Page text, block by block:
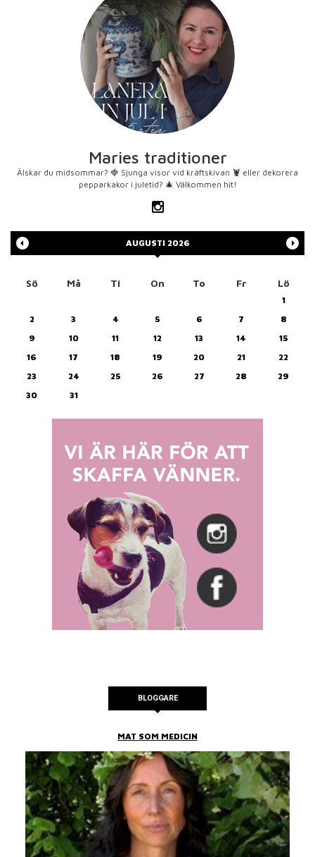
Maries traditioner
Älskar du midsommar? 🍓 Sjunga visor vid kräftskivan 🦞 eller dekorera
pepparkakor i juletid? 🎄 Välkommen hit!
AUGUSTI 2026
Sö Må Ti On To Fr Lö
1
2
3 4 5 6 7
8
9
10 11 12 13 14
15
16
17 18 19 20 21
22
23
24 25 26 27 28
29
30
31
BLOGGARE
MAT SOM MEDICIN